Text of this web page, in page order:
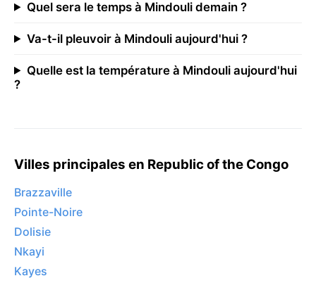
Quel sera le temps à Mindouli demain ?
Va-t-il pleuvoir à Mindouli aujourd'hui ?
Quelle est la température à Mindouli aujourd'hui
?
Villes principales en Republic of the Congo
Brazzaville
Pointe-Noire
Dolisie
Nkayi
Kayes